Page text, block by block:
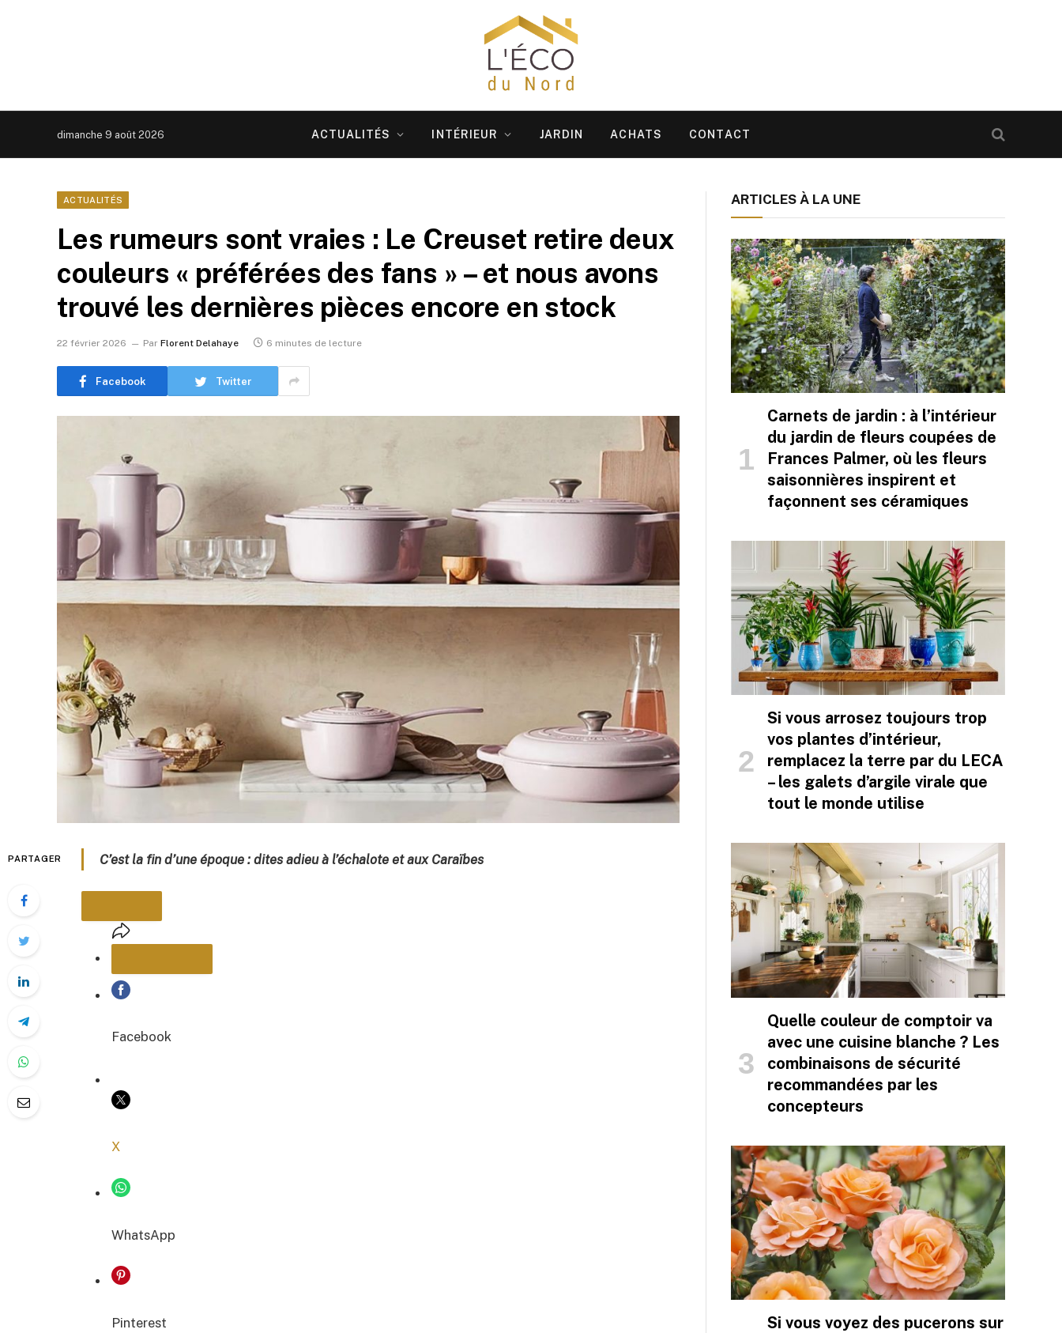
dimanche 9 août 2026 ACTUALITÉS INTÉRIEUR JARDIN ACHATS CONTACT
ACTUALITÉS
Les rumeurs sont vraies : Le Creuset retire deux
couleurs « préférées des fans » – et nous avons
trouvé les dernières pièces encore en stock
22 février 2026 Par Florent Delahaye 6 minutes de lecture
Facebook Twitter
PARTAGER C’est la fin d’une époque : dites adieu à l’échalote et aux Caraïbes
PARTAGER
COPIER LE LIEN
Facebook
X
WhatsApp
Pinterest
ARTICLES À LA UNE
Carnets de jardin : à l’intérieur
du jardin de fleurs coupées de
Frances Palmer, où les fleurs
saisonnières inspirent et
façonnent ses céramiques
Si vous arrosez toujours trop
vos plantes d’intérieur,
remplacez la terre par du LECA
– les galets d’argile virale que
tout le monde utilise
Quelle couleur de comptoir va
avec une cuisine blanche ? Les
combinaisons de sécurité
recommandées par les
concepteurs
Si vous voyez des pucerons sur